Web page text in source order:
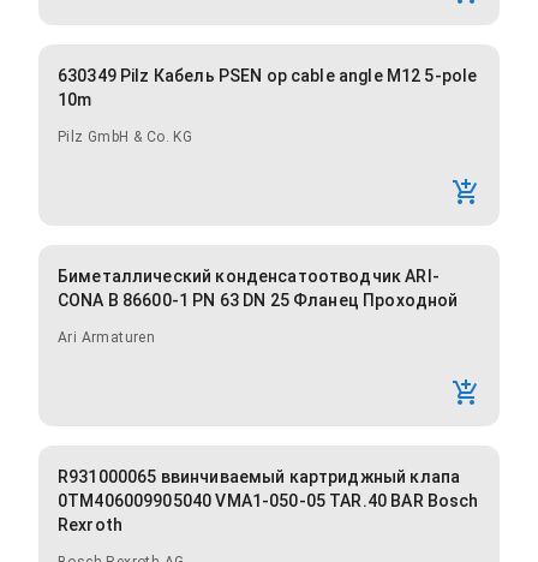
630349 Pilz Кабель PSEN op cable angle M12 5-pole
10m
Pilz GmbH & Co. KG
Биметаллический конденсатоотводчик ARI-
CONA B 86600-1 PN 63 DN 25 Фланец Проходной
Ari Armaturen
R931000065 ввинчиваемый картриджный клапа
0TM406009905040 VMA1-050-05 TAR.40 BAR Bosch
Rexroth